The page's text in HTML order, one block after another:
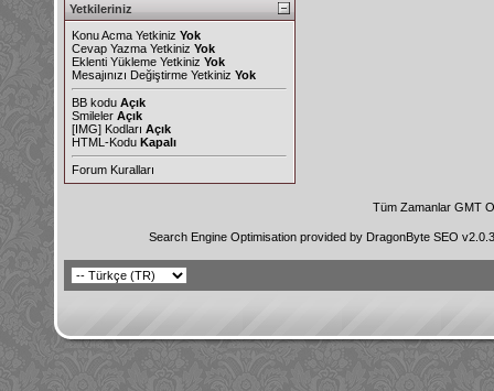
Yetkileriniz
Konu Acma Yetkiniz Yok
Cevap Yazma Yetkiniz Yok
Eklenti Yükleme Yetkiniz Yok
Mesajınızı Değiştirme Yetkiniz Yok
BB kodu Açık
Smileler Açık
[IMG] Kodları Açık
HTML-Kodu Kapalı
Forum Kuralları
Tüm Zamanlar GMT
Search Engine Optimisation provided by DragonByte SEO